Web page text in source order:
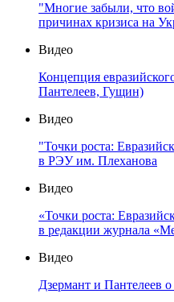
"Многие забыли, что
причинах кризиса на
Видео
Концепция
Пантелеев, Гущин)
Видео
"Точки роста:
в РЭУ им. Плеханова
Видео
«Точки роста:
в редакции журнала
Видео
Дзермант и Пантелеев о